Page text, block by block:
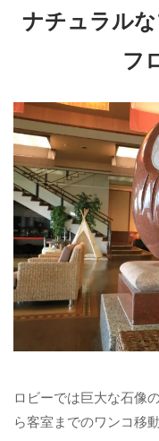
ナチュラル
フ
ロビーでは巨大な石像
ら客室までのワンコ移